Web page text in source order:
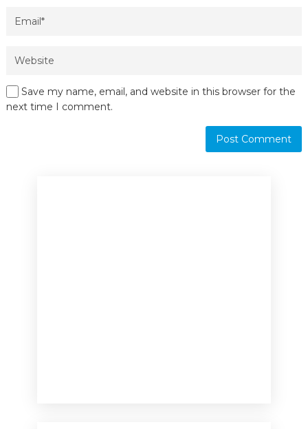
Save my name, email, and website in this browser for the
next time I comment.